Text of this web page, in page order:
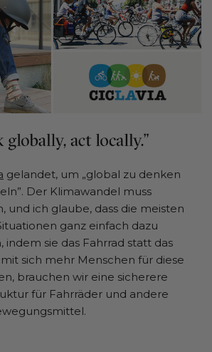
gelandet, um „global zu denken
Der Klimawandel muss
und ich glaube, dass die meisten
ganz einfach dazu
indem sie das Fahrrad statt das
sich mehr Menschen für diese
brauchen wir eine sicherere
für Fahrräder und andere